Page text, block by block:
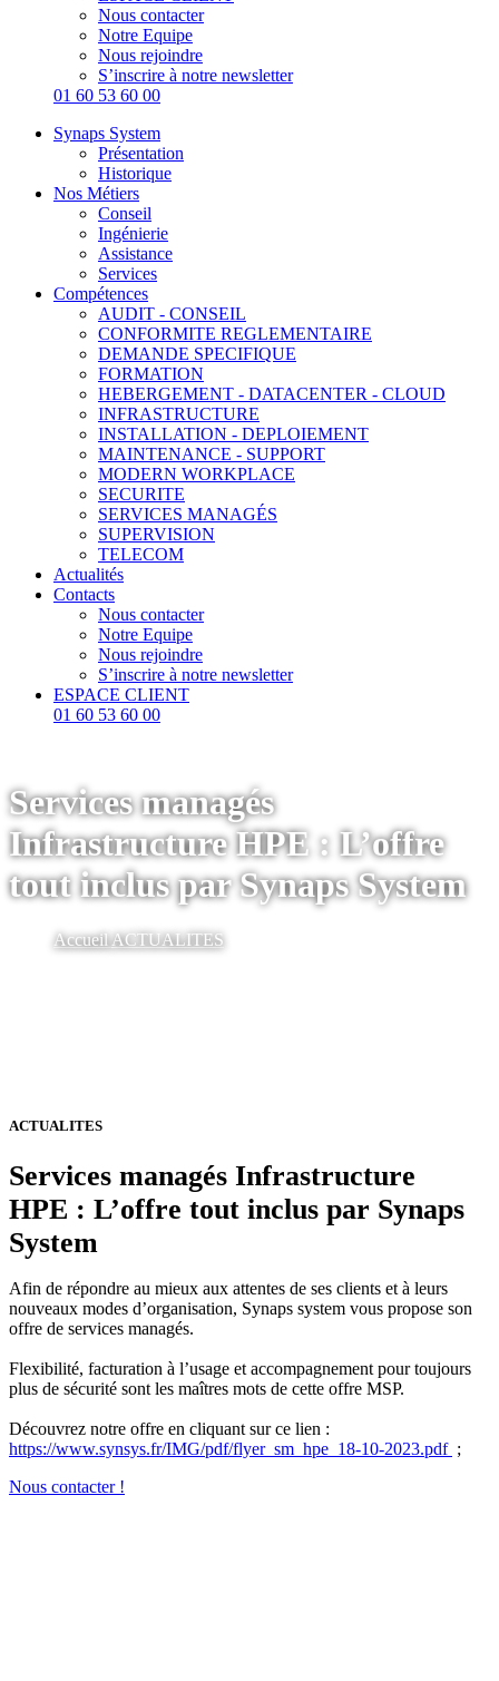
Nous contacter
Notre Equipe
Nous rejoindre
S’inscrire à notre newsletter
01 60 53 60 00
Synaps System
Présentation
Historique
Nos Métiers
Conseil
Ingénierie
Assistance
Services
Compétences
AUDIT - CONSEIL
CONFORMITE REGLEMENTAIRE
DEMANDE SPECIFIQUE
FORMATION
HEBERGEMENT - DATACENTER - CLOUD
INFRASTRUCTURE
INSTALLATION - DEPLOIEMENT
MAINTENANCE - SUPPORT
MODERN WORKPLACE
SECURITE
SERVICES MANAGÉS
SUPERVISION
TELECOM
Actualités
Contacts
Nous contacter
Notre Equipe
Nous rejoindre
S’inscrire à notre newsletter
ESPACE CLIENT
01 60 53 60 00
Services managés
Infrastructure HPE : L’offre
tout inclus par Synaps System
AccueilACTUALITES
ACTUALITES
Services managés Infrastructure
HPE : L’offre tout inclus par Synaps
System
Afin de répondre au mieux aux attentes de ses clients et à leurs
nouveaux modes d’organisation, Synaps system vous propose son
offre de services managés.
Flexibilité, facturation à l’usage et accompagnement pour toujours
plus de sécurité sont les maîtres mots de cette offre MSP.
Découvrez notre offre en cliquant sur ce lien :
https://www.synsys.fr/IMG/pdf/flyer_sm_hpe_18-10-2023.pdf ;
Nous contacter !